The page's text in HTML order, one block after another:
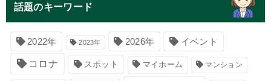
話題のキーワード
2022年 2023年 2026年 イベント
コロナ スポット マイホーム マンション